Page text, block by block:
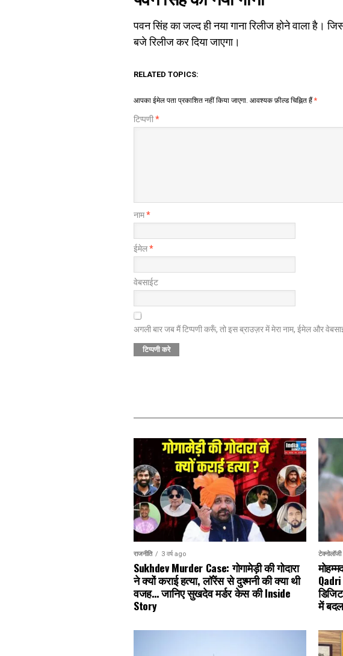
पवन सिंह का जल्द ही नया गाना रिलीज होने वाला है।
बजे रिलीज कर दिया जाएगा।
RELATED TOPICS:
आपका ईमेल पता प्रकाशित नहीं किया जाएगा. आवश्यक फ़ील्ड चिह्नित हैं *
टिप्पणी*
नाम*
ईमेल*
वेबसाईट
अगली बार जब मैं टिप्पणी करूँ, तो इस ब्राउज़र में मेरा नाम, ईमेल और
राजनीति 3 वर्ष ago
Sukhdev Murder Case: गोगामेड़ी की गोदारा
ने क्यों कराई हत्या, लॉरेंस से दुश्मनी की क्या थी
वजह… जानिए सुखदेव मर्डर केस की Inside
Story
टेक्नोलॉजी
में